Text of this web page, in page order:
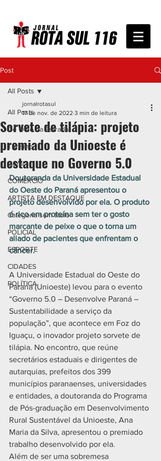
Post
All Posts
De Olho na Estrada
Turismo
Geral
COMÉRCIO
ARTISTA EM DESTAQUE
Categoria sem título
POLICIAL
ESPORTE
CIDADES
POLÍTICA
All Posts
Sorvete de tilápia: projeto
premiado da Unioeste é
destaque no Governo 5.0
jornalrotasul
17 de nov. de 2022 3 min de leitura
Doutoranda da Universidade Estadual
do Oeste do Paraná apresentou o
projeto desenvolvido por ela. O produto
é rico em proteína sem ter o gosto
marcante de peixe o que o torna um
aliado de pacientes que enfrentam o
câncer.
A Universidade Estadual do Oeste do
Paraná (Unioeste) levou para o evento
“Governo 5.0 – Desenvolve Paraná –
Sustentabilidade a serviço da
população”, que acontece em Foz do
Iguaçu, o inovador projeto sorvete de
tilápia. No encontro, que reúne
secretários estaduais e dirigentes de
autarquias, prefeitos dos 399
municípios paranaenses, universidades
e entidades, a doutoranda do Programa
de Pós-graduação em Desenvolvimento
Rural Sustentável da Unioeste, Ana
Maria da Silva, apresentou o premiado
trabalho desenvolvido por ela.
Além de ser uma sobremesa